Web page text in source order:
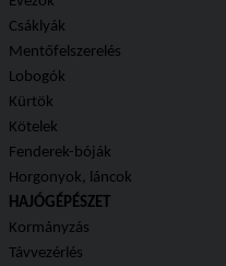
Csáklyák
Mentőfelszerelés
Lobogók
Kürtök
Kötelek
Fenderek-bóják
Horgonyok, láncok
HAJÓGÉPÉSZET
Kormányzás
Távvezérlés